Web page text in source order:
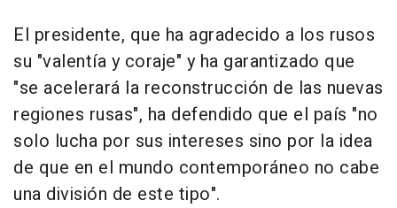
El presidente, que ha agradecido a los rusos
su "valentía y coraje" y ha garantizado que
"se acelerará la reconstrucción de las nuevas
regiones rusas", ha defendido que el país "no
solo lucha por sus intereses sino por la idea
de que en el mundo contemporáneo no cabe
una división de este tipo".